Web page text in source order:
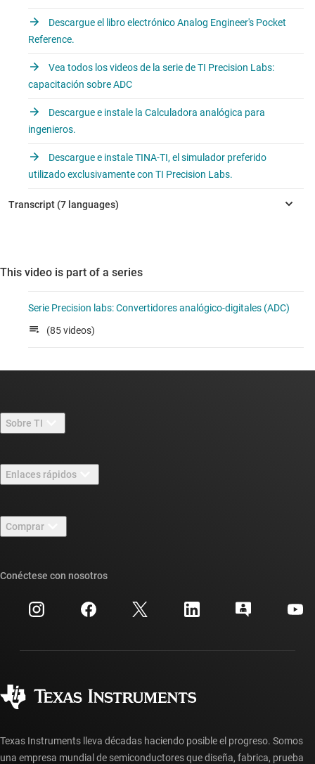
Descargue el libro electrónico Analog Engineer's Pocket
Reference.
Vea todos los videos de la serie de TI Precision Labs:
capacitación sobre ADC
Descargue e instale la Calculadora analógica para
ingenieros.
Descargue e instale TINA-TI, el simulador preferido
utilizado exclusivamente con TI Precision Labs.
This video is part of a series
Serie Precision labs: Convertidores analógico-digitales (ADC)
(85 videos)
Sobre TI
Carreras laborales
Sala de redacción
Eventos
Relaciones con los inversionistas
Enlaces rápidos
Foros de soporte de diseño de TI E2E™
Búsqueda de referencias cruzadas
Centro de atención al cliente
Preguntas frecuentes sobre la cuenta myTI
Comprar
Preguntas frecuentes sobre pedidos
Conéctese con nosotros
Texas Instruments lleva décadas haciendo posible el progreso. Somos
una empresa mundial de semiconductores que diseña, fabrica, prueba